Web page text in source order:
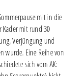
mit in die
Kader mit rund 30
Verjüngung und
wurde. Eine Reihe von
sich vom AK: